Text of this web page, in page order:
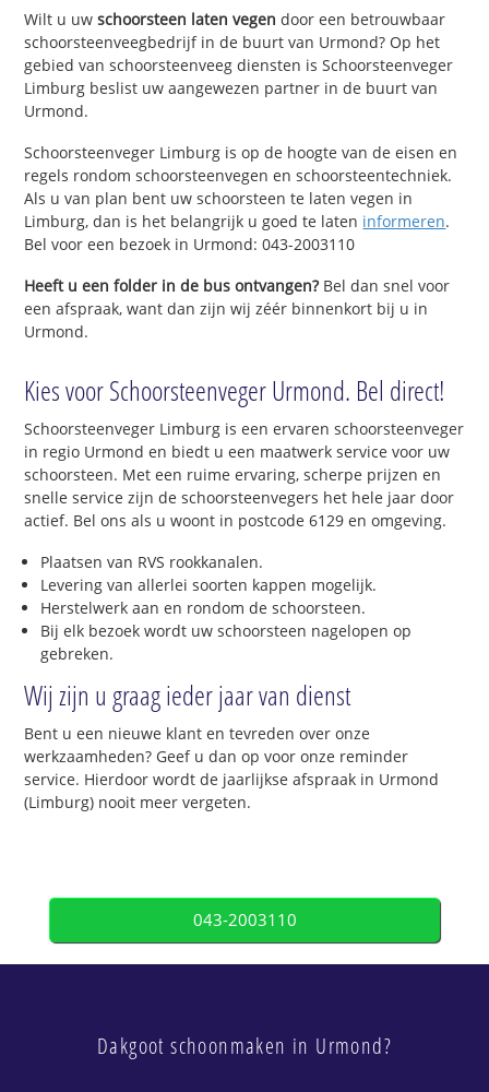
Wilt u uwschoorsteen laten vegen door een betrouwbaar
schoorsteenveegbedrijf in de buurt van Urmond? Op het
gebied van schoorsteenveeg diensten is Schoorsteenveger
Limburg beslist uw aangewezen partner in de buurt van
Urmond.
Schoorsteenveger Limburg is op de hoogte van de eisen en
regels rondom schoorsteenvegen en schoorsteentechniek.
Als u van plan bent uw schoorsteen te laten vegen in
Limburg, dan is het belangrijk u goed te laten informeren.
Bel voor een bezoek in Urmond: 043-2003110
Heeft u een folder in de bus ontvangen?Bel dan snel voor
een afspraak, want dan zijn wij zéér binnenkort bij u in
Urmond.
Kies voor Schoorsteenveger Urmond. Bel direct!
Schoorsteenveger Limburg is een ervaren schoorsteenveger
in regio Urmond en biedt u een maatwerk service voor uw
schoorsteen. Met een ruime ervaring, scherpe prijzen en
snelle service zijn de schoorsteenvegers het hele jaar door
actief. Bel ons als u woont in postcode 6129 en omgeving.
Plaatsen van RVS rookkanalen.
Levering van allerlei soorten kappen mogelijk.
Herstelwerk aan en rondom de schoorsteen.
Bij elk bezoek wordt uw schoorsteen nagelopen op
gebreken.
Wij zijn u graag ieder jaar van dienst
Bent u een nieuwe klant en tevreden over onze
werkzaamheden? Geef u dan op voor onze reminder
service. Hierdoor wordt de jaarlijkse afspraak in Urmond
(Limburg) nooit meer vergeten.
043-2003110
Dakgoot schoonmaken in Urmond?